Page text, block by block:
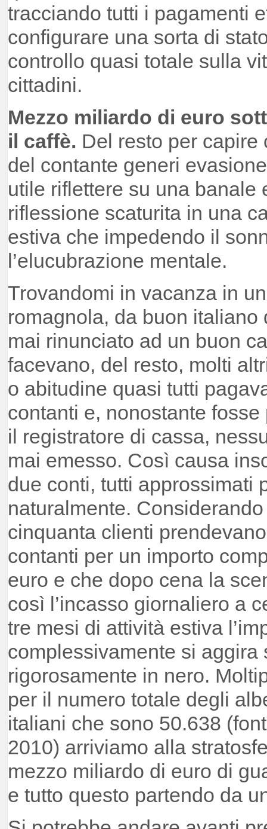
tracciando tutti i pagamenti
configurare una sorta di
controllo quasi totale sulla
cittadini.
Mezzo miliardo di euro
il caffè. Del resto per capire
del contante generi
utile riflettere su una banale
riflessione scaturita in una
estiva che impedendo il
l’elucubrazione mentale.
Trovandomi in vacanza in
romagnola, da buon
mai rinunciato ad un buon
facevano, del resto, molti
o abitudine quasi tutti
contanti e, nonostante
il registratore di cassa,
mai emesso. Così causa
due conti, tutti approssimati
naturalmente.
cinquanta clienti
contanti per un importo
euro e che dopo cena la
così l’incasso giornaliero a
tre mesi di attività estiva
complessivamente si aggira
rigorosamente in nero.
per il numero totale degli
italiani che sono 50.638
2010) arriviamo alla
mezzo miliardo di euro di
e tutto questo partendo da